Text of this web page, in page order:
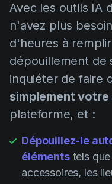
Avec les outils IA
n'avez plus
d'heures à
dépouillement de
inquiéter de faire
simplement votre
plateforme, et :
Dépouillez-le
élémentstels que
accessoires, les